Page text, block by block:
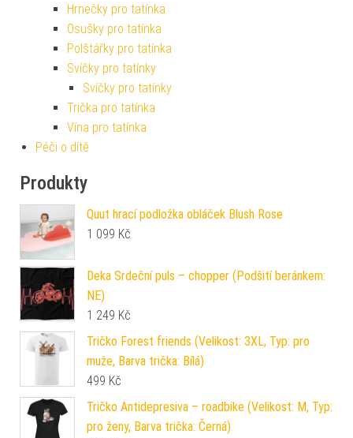
Hrnečky pro tatínka
Osušky pro tatínka
Polštářky pro tatínka
Svíčky pro tatínky
Svíčky pro tatínky
Trička pro tatínka
Vína pro tatínka
Péči o dítě
Produkty
Quut hrací podložka obláček Blush Rose
1 099 Kč
Deka Srdeční puls – chopper (Podšití beránkem:
NE)
1 249 Kč
Tričko Forest friends (Velikost: 3XL, Typ: pro
muže, Barva trička: Bílá)
499 Kč
Tričko Antidepresiva – roadbike (Velikost: M, Typ:
pro ženy, Barva trička: Černá)